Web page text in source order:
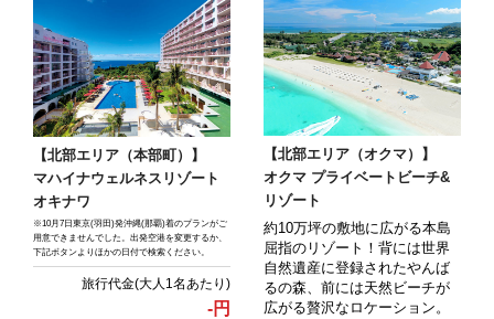
【北部エリア（本部町）】
マハイナウェルネスリゾート
オキナワ
-円
※10月7日東京(羽田)発沖縄(那覇)着のプランがご
用意できませんでした。出発空港を変更するか、
下記ボタンよりほかの日付で検索ください。
【北部エリア（オクマ）】
オクマ プライベートビーチ&
リゾート
約10万坪の敷地に広がる本島
屈指のリゾート！背には世界
自然遺産に登録されたやんば
るの森、前には天然ビーチが
広がる贅沢なロケーション。